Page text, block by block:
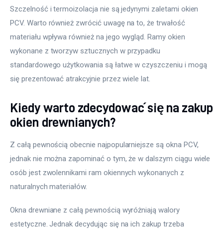
Szczelność i termoizolacja nie są jedynymi zaletami okien
PCV. Warto również zwrócić uwagę na to, że trwałość
materiału wpływa również na jego wygląd. Ramy okien
wykonane z tworzyw sztucznych w przypadku
standardowego użytkowania są łatwe w czyszczeniu i mogą
się prezentować atrakcyjnie przez wiele lat.
Kiedy warto zdecydować się na zakup
okien drewnianych?
Z całą pewnością obecnie najpopularniejsze są okna PCV,
jednak nie można zapominać o tym, że w dalszym ciągu wiele
osób jest zwolennikami ram okiennych wykonanych z
naturalnych materiałów.
Okna drewniane z całą pewnością wyróżniają walory
estetyczne. Jednak decydując się na ich zakup trzeba